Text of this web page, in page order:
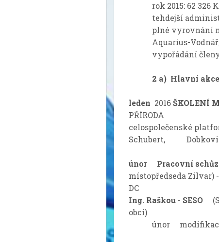
rok 2015: 62
tehdejší
plné vyrovnání
Aquarius-
vypořádání
2 a) Hlavní
leden 2016ŠKOLENÍ
PŘÍRODA
celospolečenské
Schubert,
únor Pracovní
místopředseda
Ing. Raškou - SESO
únor